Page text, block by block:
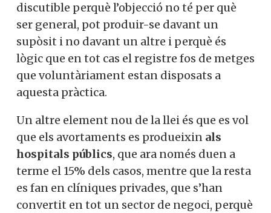
discutible perquè l’objecció no té per què
ser general, pot produir-se davant un
supòsit i no davant un altre i perquè és
lògic que en tot cas el registre fos de metges
que voluntàriament estan disposats a
aquesta pràctica.
Un altre element nou de la llei és que es vol
que els avortaments es produeixin als
hospitals públics, que ara només duen a
terme el 15% dels casos, mentre que la resta
es fan en clíniques privades, que s’han
convertit en tot un sector de negoci, perquè